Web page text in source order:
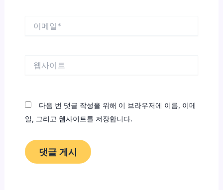
다음 번 댓글 작성을 위해 이 브라우저에 이름, 이메
일, 그리고 웹사이트를 저장합니다.